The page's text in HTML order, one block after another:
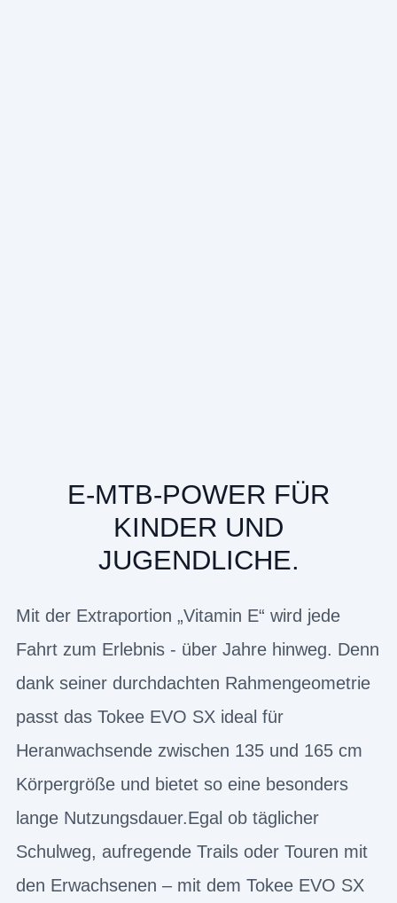
E-MTB-POWER FÜR
KINDER UND
JUGENDLICHE.
Mit der Extraportion „Vitamin E“ wird jede
Fahrt zum Erlebnis - über Jahre hinweg. Denn
dank seiner durchdachten Rahmengeometrie
passt das Tokee EVO SX ideal für
Heranwachsende zwischen 135 und 165 cm
Körpergröße und bietet so eine besonders
lange Nutzungsdauer.Egal ob täglicher
Schulweg, aufregende Trails oder Touren mit
den Erwachsenen – mit dem Tokee EVO SX